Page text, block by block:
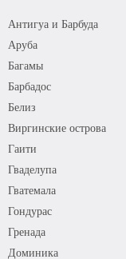
Антигуа и Барбуда
Аруба
Багамы
Барбадос
Белиз
Виргинские острова
Гаити
Гваделупа
Гватемала
Гондурас
Гренада
Доминика